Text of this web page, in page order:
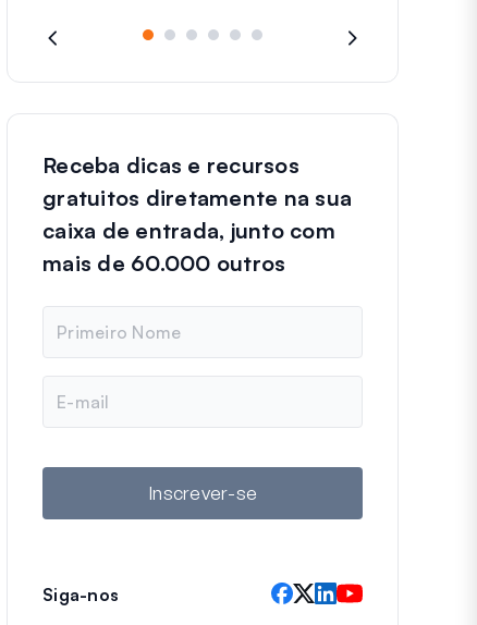
Receba dicas e recursos
gratuitos diretamente na sua
caixa de entrada, junto com
mais de 60.000 outros
m
e
m
i
Inscrever-se
Siga-nos